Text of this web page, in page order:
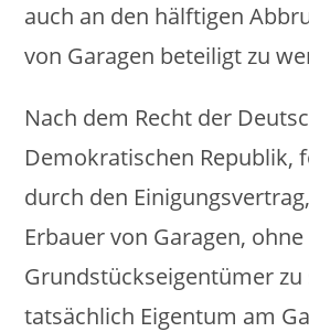
auch an den hälftigen
von Garagen beteiligt zu
Nach dem Recht der
Demokratischen Republik,
durch den
Erbauer von Garagen, ohne
Grundstückseigentümer zu
tatsächlich Eigentum am